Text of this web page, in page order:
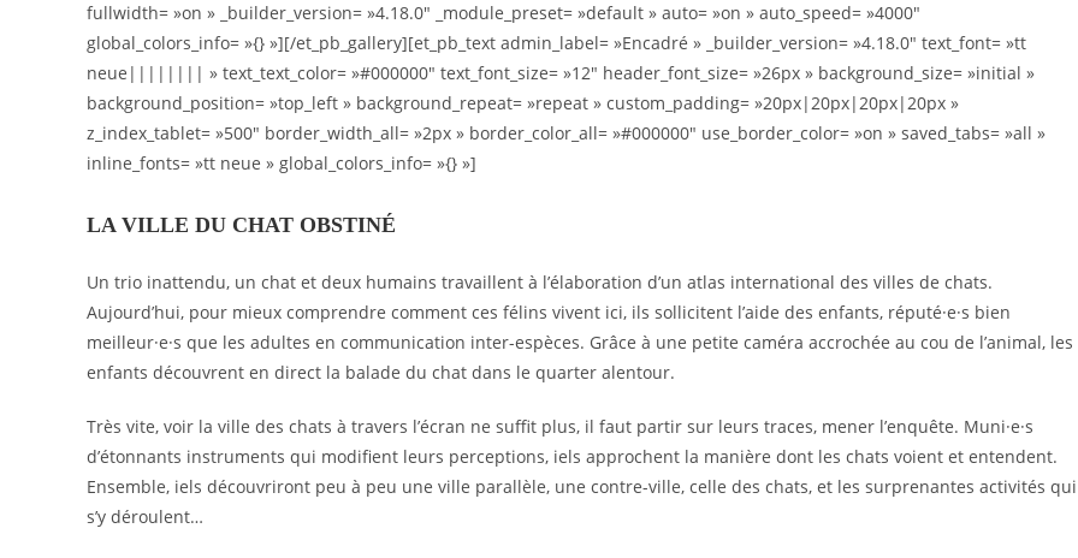
fullwidth= »on » _builder_version= »4.18.0″ _module_preset= »default » auto= »on » auto_speed= »4000″
global_colors_info= »{} »][/et_pb_gallery][et_pb_text admin_label= »Encadré » _builder_version= »4.18.0″ text_font= »tt
neue|||||||| » text_text_color= »#000000″ text_font_size= »12″ header_font_size= »26px » background_size= »initial »
background_position= »top_left » background_repeat= »repeat » custom_padding= »20px|20px|20px|20px »
z_index_tablet= »500″ border_width_all= »2px » border_color_all= »#000000″ use_border_color= »on » saved_tabs= »all »
inline_fonts= »tt neue » global_colors_info= »{} »]
LA VILLE DU CHAT OBSTINÉ
Un trio inattendu, un chat et deux humains travaillent à l’élaboration d’un atlas international des villes de chats.
Aujourd’hui, pour mieux comprendre comment ces félins vivent ici, ils sollicitent l’aide des enfants, réputé·e·s bien
meilleur·e·s que les adultes en communication inter-espèces. Grâce à une petite caméra accrochée au cou de l’animal, les
enfants découvrent en direct la balade du chat dans le quarter alentour.
Très vite, voir la ville des chats à travers l’écran ne suffit plus, il faut partir sur leurs traces, mener l’enquête. Muni·e·s
d’étonnants instruments qui modifient leurs perceptions, iels approchent la manière dont les chats voient et entendent.
Ensemble, iels découvriront peu à peu une ville parallèle, une contre-ville, celle des chats, et les surprenantes activités qui
s’y déroulent…